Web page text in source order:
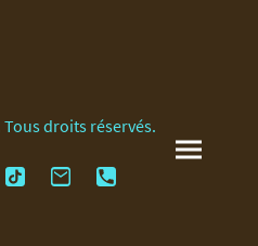
droits réservés.